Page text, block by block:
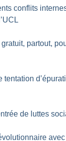
conflits
partout,
tentation
de luttes